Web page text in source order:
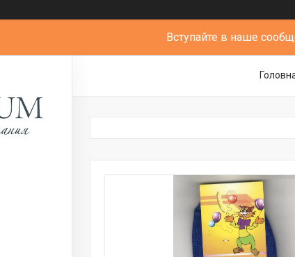
Вступайте в наше